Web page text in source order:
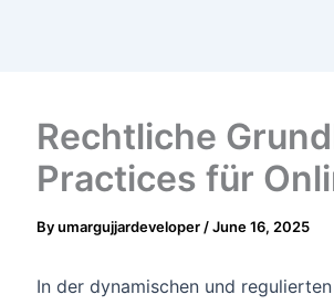
Rechtliche
Practices für
Byumargujjardeveloper /June 16, 2025
In der dynamischen und